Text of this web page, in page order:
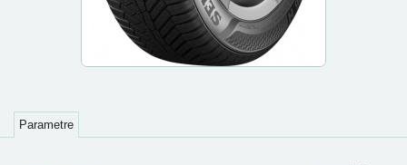
Parametre